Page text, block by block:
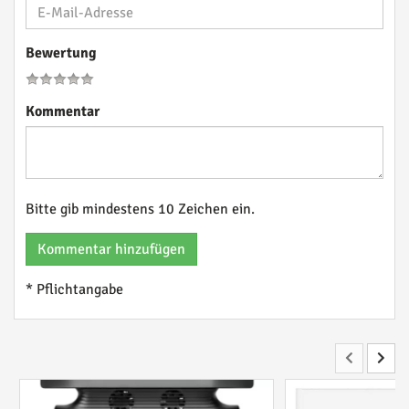
Bewertung
Kommentar
Bitte gib mindestens 10 Zeichen ein.
Kommentar hinzufügen
* Pflichtangabe